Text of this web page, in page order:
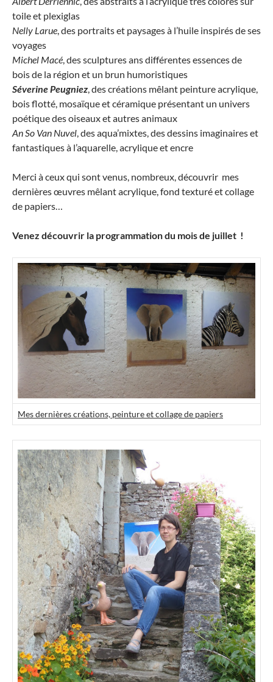
toile et plexiglas
Nelly Larue, des portraits et paysages à l’huile inspirés de ses
voyages
Michel Macé, des sculptures ans différentes essences de
bois de la région et un brun humoristiques
Séverine Peugniez, des créations mêlant peinture acrylique,
bois flotté, mosaïque et céramique présentant un univers
poétique des oiseaux et autres animaux
An So Van Nuvel, des aqua’mixtes, des dessins imaginaires et
fantastiques à l’aquarelle, acrylique et encre
Merci à ceux qui sont venus, nombreux, découvrir mes
dernières œuvres mêlant acrylique, fond texturé et collage
de papiers…
Venez découvrir la programmation du mois de juillet !
Mes dernières créations, peinture et collage de papiers